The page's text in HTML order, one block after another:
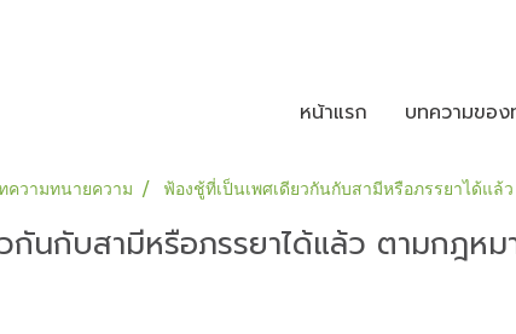
หน้าแรก บทความของ
ความทนายความ ฟ้องชู้ที่เป็นเพศเดียวกันกับสามีหรือภรรยาได้แล้
นกับสามีหรือภรรยาได้แล้ว ตามกฎหม